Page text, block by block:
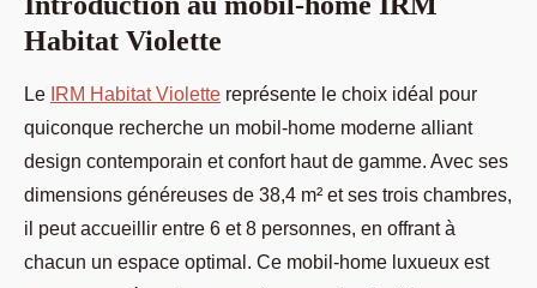
Habitat Violette
Le IRM Habitat Violette représente le choix idéal pour
quiconque recherche un mobil-home moderne alliant
design contemporain et confort haut de gamme. Avec ses
dimensions généreuses de 38,4 m² et ses trois chambres,
il peut accueillir entre 6 et 8 personnes, en offrant à
chacun un espace optimal. Ce mobil-home luxueux est